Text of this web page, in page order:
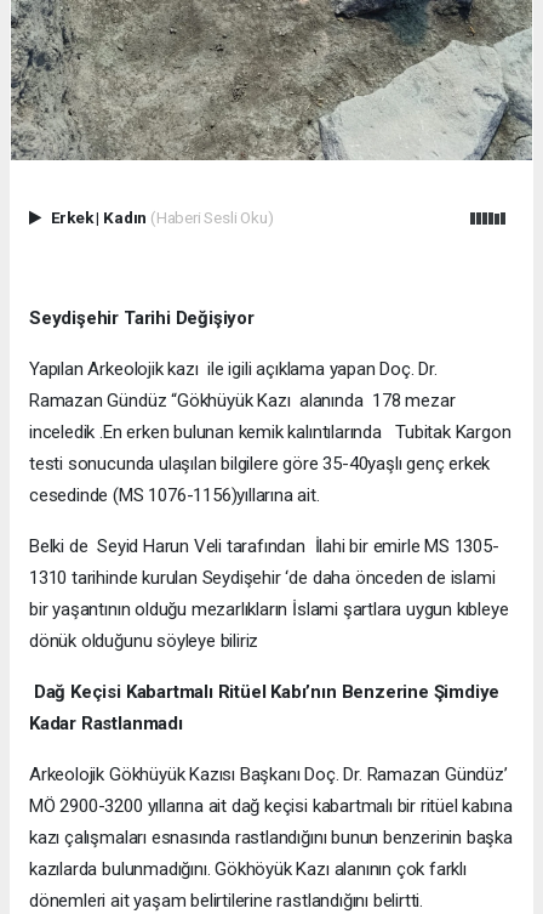
Erkek| Kadın (Haberi Sesli Oku)
Seydişehir Tarihi Değişiyor
Yapılan Arkeolojik kazı ile igili açıklama yapan Doç. Dr.
Ramazan Gündüz “Gökhüyük Kazı alanında 178 mezar
inceledik .En erken bulunan kemik kalıntılarında Tubitak Kargon
testi sonucunda ulaşılan bilgilere göre 35-40yaşlı genç erkek
cesedinde (MS 1076-1156)yıllarına ait.
Belki de Seyid Harun Veli tarafından İlahi bir emirle MS 1305-
1310 tarihinde kurulan Seydişehir ‘de daha önceden de islami
bir yaşantının olduğu mezarlıkların İslami şartlara uygun kıbleye
dönük olduğunu söyleye biliriz
Dağ Keçisi Kabartmalı Ritüel Kabı’nın Benzerine Şimdiye
Kadar Rastlanmadı
Arkeolojik Gökhüyük Kazısı Başkanı Doç. Dr. Ramazan Gündüz’
MÖ 2900-3200 yıllarına ait dağ keçisi kabartmalı bir ritüel kabına
kazı çalışmaları esnasında rastlandığını bunun benzerinin başka
kazılarda bulunmadığını. Gökhöyük Kazı alanının çok farklı
dönemleri ait yaşam belirtilerine rastlandığını belirtti.